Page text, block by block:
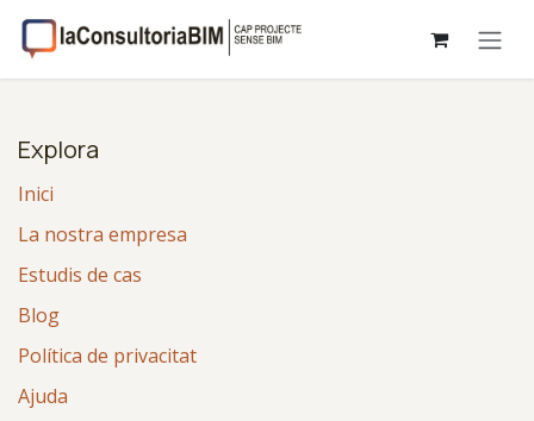
Skip to Content
Explora
Inici
La nostra empresa
Estudis de cas
Blog
Política de privacitat
Ajuda